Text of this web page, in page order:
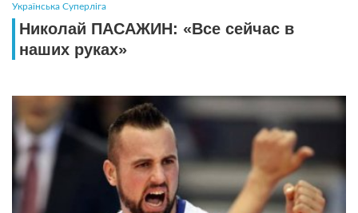
Українська Суперліга
Николай ПАСАЖИН: «Все сейчас в
наших руках»